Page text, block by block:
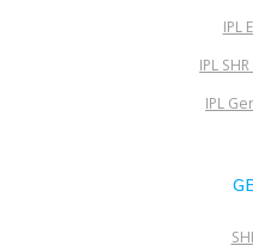
IPL
IPL
IPL